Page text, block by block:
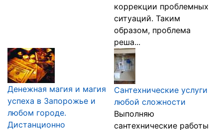
коррекции проблемных
ситуаций. Таким
образом, проблема
реша...
Денежная магия и магия
успеха в Запорожье и
любом городе.
Дистанционно
Сантехнические услуги
любой сложности
Выполняю
сантехнические работы